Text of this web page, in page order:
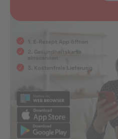
1. E-Rezept App öffnen
2. Gesundheitskarte
einscannen
3. Kostenfreie Lieferung